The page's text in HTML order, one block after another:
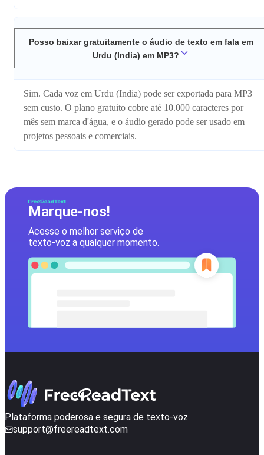
Posso baixar gratuitamente o áudio de texto em fala em
Urdu (India) em MP3?
Sim. Cada voz em Urdu (India) pode ser exportada para MP3
sem custo. O plano gratuito cobre até 10.000 caracteres por
mês sem marca d'água, e o áudio gerado pode ser usado em
projetos pessoais e comerciais.
Marque-nos!
Acesse o melhor serviço de
texto-voz a qualquer momento.
Plataforma poderosa e segura de texto-voz
support@freereadtext.com